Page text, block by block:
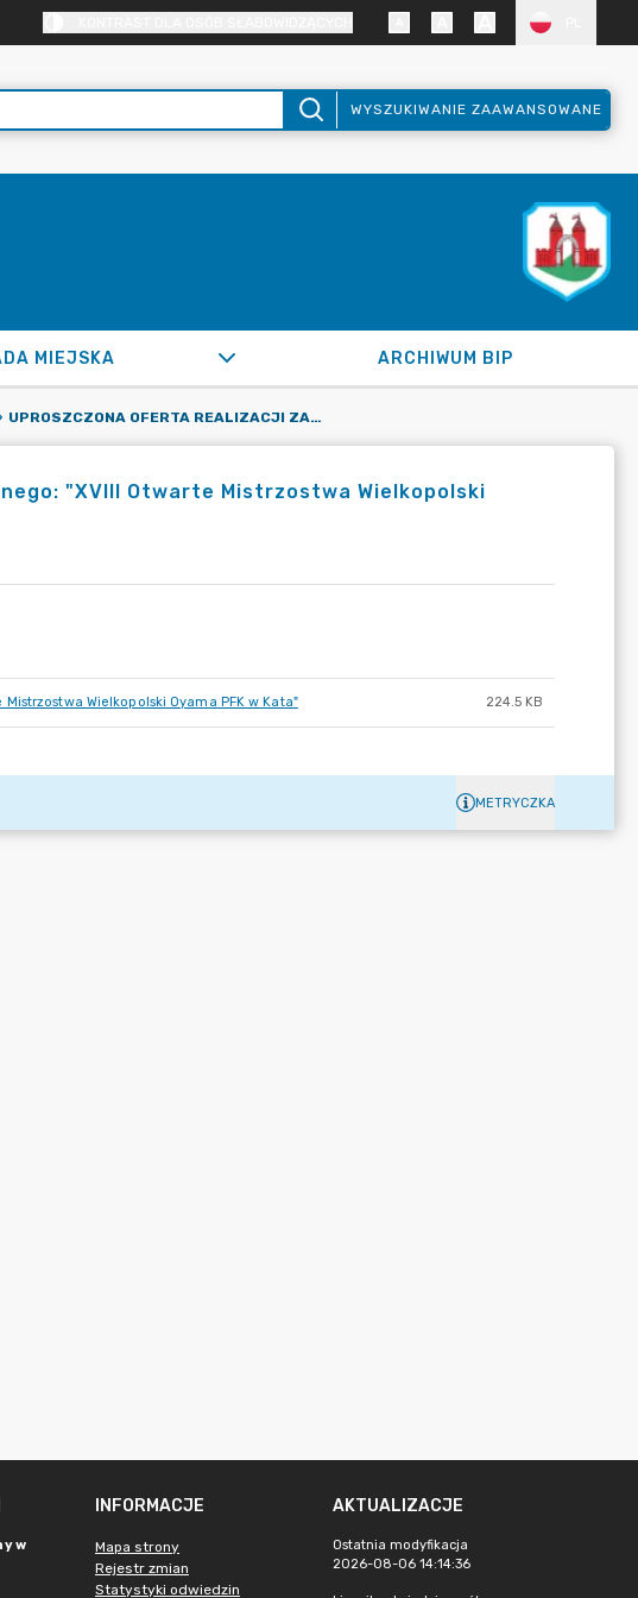
WYSZUKIWANIE ZAAWANSOWANE
MIEJSKA ARCHIWUM BIP
UPROSZCZONA OFERTA REALIZACJI ZADANIA PUBLICZNEGO: "XVIII OTWARTE MISTRZOSTWA WIELKOPOLSKI OYAMA PFK W KATA"
"XVIII Otwarte Mistrzostwa Wielkopolski
Wielkopolski Oyama PFK w Kata" 224.5 KB
METRYCZKA
w
INFORMACJE
Mapa strony
Rejestr zmian
Statystyki odwiedzin
AKTUALIZACJE
Ostatnia modyfikacja
2026-08-06 14:14:36